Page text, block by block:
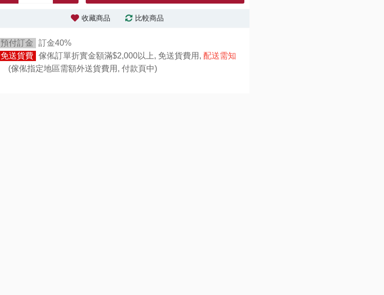
收藏商品 比較商品
預付訂金
訂金40%
免送貨費 傢俬訂單折實金額滿$2,000以上, 免送貨費用, 配送需知
(傢俬指定地區需額外送貨費用, 付款頁中)